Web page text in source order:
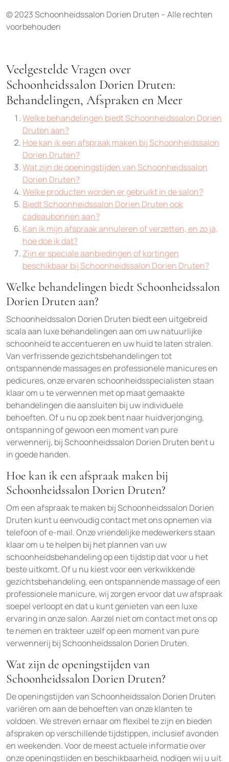
© 2023 Schoonheidssalon Dorien Druten – Alle rechten
voorbehouden
Veelgestelde Vragen over
Schoonheidssalon Dorien Druten:
Behandelingen, Afspraken en Meer
Welke behandelingen biedt Schoonheidssalon Dorien
Druten aan?
Hoe kan ik een afspraak maken bij Schoonheidssalon
Dorien Druten?
Wat zijn de openingstijden van Schoonheidssalon
Dorien Druten?
Welke producten worden er gebruikt in de salon?
Biedt Schoonheidssalon Dorien Druten ook
cadeaubonnen aan?
Kan ik mijn afspraak annuleren of verzetten, en zo ja,
hoe doe ik dat?
Zijn er speciale aanbiedingen of kortingen
beschikbaar bij Schoonheidssalon Dorien Druten?
Welke behandelingen biedt Schoonheidssalon
Dorien Druten aan?
Schoonheidssalon Dorien Druten biedt een uitgebreid
scala aan luxe behandelingen aan om uw natuurlijke
schoonheid te accentueren en uw huid te laten stralen.
Van verfrissende gezichtsbehandelingen tot
ontspannende massages en professionele manicures en
pedicures, onze ervaren schoonheidsspecialisten staan
klaar om u te verwennen met op maat gemaakte
behandelingen die aansluiten bij uw individuele
behoeften. Of u nu op zoek bent naar huidverjonging,
ontspanning of gewoon een moment van pure
verwennerij, bij Schoonheidssalon Dorien Druten bent u
in goede handen.
Hoe kan ik een afspraak maken bij
Schoonheidssalon Dorien Druten?
Om een afspraak te maken bij Schoonheidssalon Dorien
Druten kunt u eenvoudig contact met ons opnemen via
telefoon of e-mail. Onze vriendelijke medewerkers staan
klaar om u te helpen bij het plannen van uw
schoonheidsbehandeling op een tijdstip dat voor u het
beste uitkomt. Of u nu kiest voor een verkwikkende
gezichtsbehandeling, een ontspannende massage of een
professionele manicure, wij zorgen ervoor dat uw afspraak
soepel verloopt en dat u kunt genieten van een luxe
ervaring in onze salon. Aarzel niet om contact met ons op
te nemen en trakteer uzelf op een moment van pure
verwennerij bij Schoonheidssalon Dorien Druten.
Wat zijn de openingstijden van
Schoonheidssalon Dorien Druten?
De openingstijden van Schoonheidssalon Dorien Druten
variëren om aan de behoeften van onze klanten te
voldoen. We streven ernaar om flexibel te zijn en bieden
afspraken op verschillende tijdstippen, inclusief avonden
en weekenden. Voor de meest actuele informatie over
onze openingstijden en beschikbaarheid, nodigen wij u uit